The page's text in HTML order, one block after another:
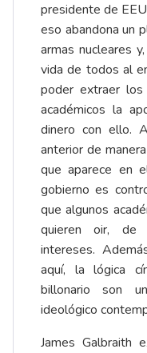
presidente de
eso abandona un
armas nucleares
vida de todos al
poder extraer los
académicos la
dinero con ello.
anterior de
que aparece en
gobierno es
que algunos
quieren oir, de
intereses.
aquí, la lógica
billonario son
ideológico
James Galbraith